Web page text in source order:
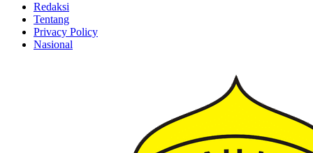
Redaksi
Tentang
Privacy Policy
Nasional